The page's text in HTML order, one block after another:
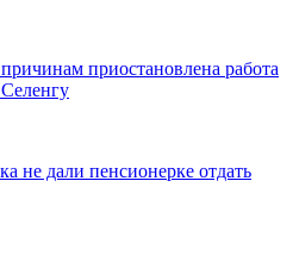
приостановлена работа
не дали пенсионерке отдать